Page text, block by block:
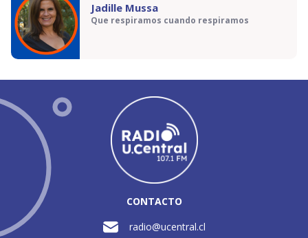
Jadille Mussa
Que respiramos cuando respiramos
CONTACTO
radio@ucentral.cl